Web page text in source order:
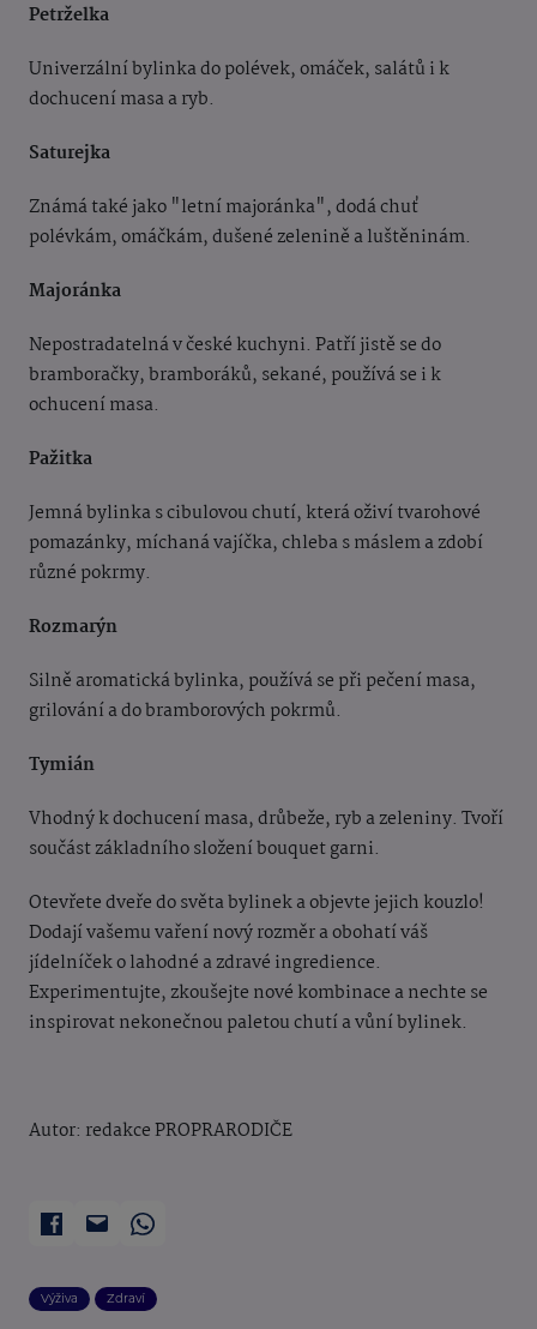
Petrželka
Univerzální bylinka do polévek, omáček, salátů i k
dochucení masa a ryb.
Saturejka
Známá také jako "letní majoránka", dodá chuť
polévkám, omáčkám, dušené zelenině a luštěninám.
Majoránka
Nepostradatelná v české kuchyni. Patří jistě se do
bramboračky, bramboráků, sekané, používá se i k
ochucení masa.
Pažitka
Jemná bylinka s cibulovou chutí, která oživí tvarohové
pomazánky, míchaná vajíčka, chleba s máslem a zdobí
různé pokrmy.
Rozmarýn
Silně aromatická bylinka, používá se při pečení masa,
grilování a do bramborových pokrmů.
Tymián
Vhodný k dochucení masa, drůbeže, ryb a zeleniny. Tvoří
součást základního složení bouquet garni.
Otevřete dveře do světa bylinek a objevte jejich kouzlo!
Dodají vašemu vaření nový rozměr a obohatí váš
jídelníček o lahodné a zdravé ingredience.
Experimentujte, zkoušejte nové kombinace a nechte se
inspirovat nekonečnou paletou chutí a vůní bylinek.
Autor: redakce PROPRARODIČE
Výživa Zdraví